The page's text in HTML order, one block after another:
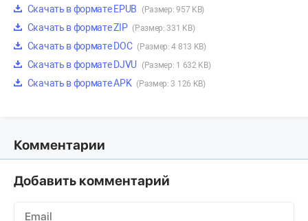
Скачать в формате EPUB (Размер: 957 KB)
Скачать в формате ZIP (Размер: 331 KB)
Скачать в формате DOC (Размер: 4 813 KB)
Скачать в формате DJVU (Размер: 1 632 KB)
Скачать в формате APK (Размер: 3 126 KB)
Комментарии
Добавить комментарий